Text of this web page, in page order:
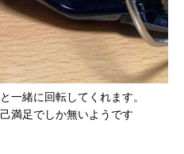
一緒に回転してくれます。
満足でしか無いようです